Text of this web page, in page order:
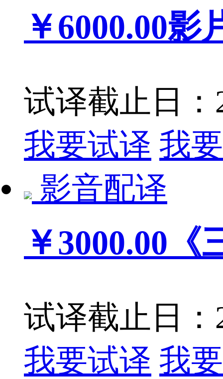
￥6000.00影
试译截止日：
我要试译 我
影音配译
￥3000.00
试译截止日：
我要试译 我